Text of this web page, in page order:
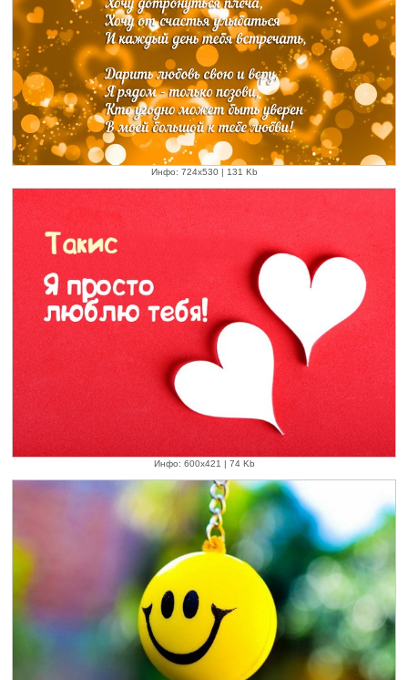
Инфо: 724х530 | 131 Kb
Инфо: 600х421 | 74 Kb